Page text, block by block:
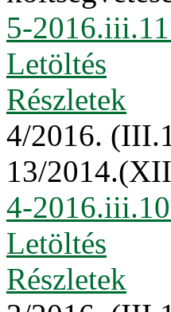
5-
Letöltés
Részletek
4/2016.
13/
4-
Letöltés
Részletek